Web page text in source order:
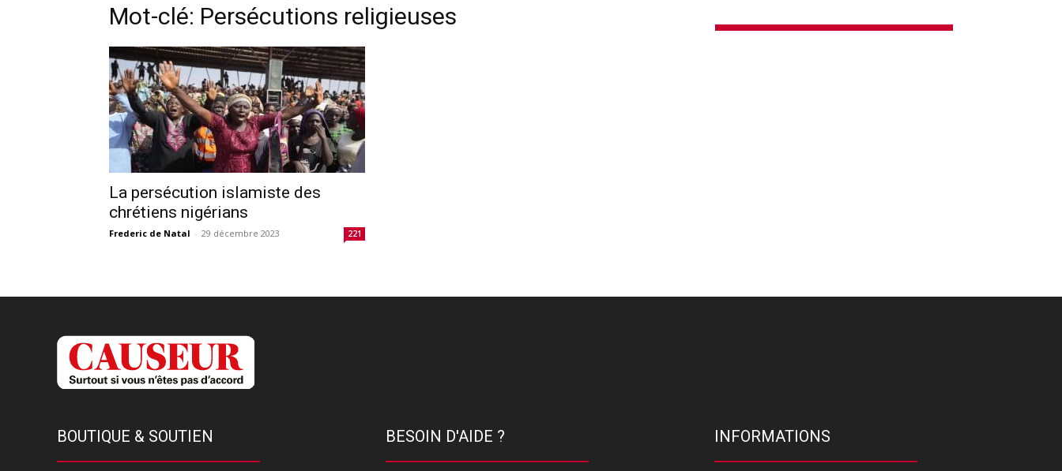
Mot-clé: Persécutions religieuses
La persécution islamiste des
chrétiens nigérians
Frederic de Natal - 29 décembre 2023 221
BOUTIQUE & SOUTIEN BESOIN D'AIDE ? INFORMATIONS